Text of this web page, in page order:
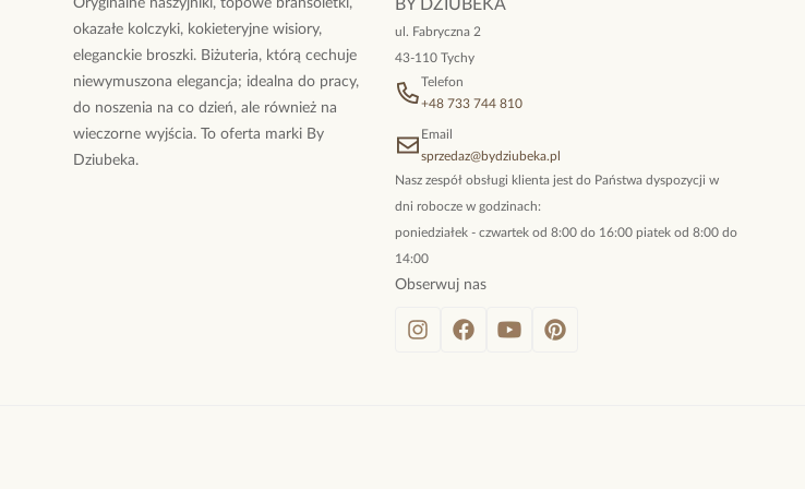
Oryginalne naszyjniki, topowe bransoletki,
okazałe kolczyki, kokieteryjne wisiory,
eleganckie broszki. Biżuteria, którą cechuje
niewymuszona elegancja; idealna do pracy,
do noszenia na co dzień, ale również na
wieczorne wyjścia. To oferta marki By
Dziubeka.
BY DZIUBEKA
ul. Fabryczna 2
43-110 Tychy
Telefon
+48 733 744 810
Email
sprzedaz@bydziubeka.pl
Nasz zespół obsługi klienta jest do Państwa dyspozycji w
dni robocze w godzinach:
poniedziałek - czwartek od 8:00 do 16:00 piatek od 8:00 do
14:00
Obserwuj nas